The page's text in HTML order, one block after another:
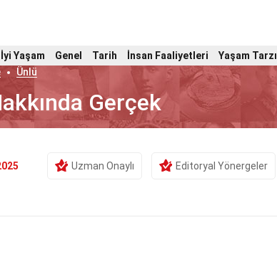
Yaşam Genel Tarih İnsan Faaliyetleri Yaşam Tarzı
Ünlü
Gerçek
Uzman Onaylı Editoryal Yönergeler